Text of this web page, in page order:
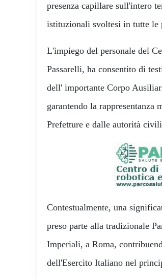
presenza capillare sull'intero
istituzionali svoltesi in tutte le
L'impiego del personale del
Passarelli, ha consentito di
dell' importante Corpo
garantendo la
Prefetture e dalle autorità
Contestualmente, una
preso parte alla tradizionale
Imperiali, a Roma,
dell'Esercito Italiano nel